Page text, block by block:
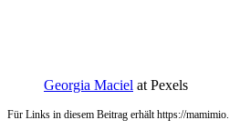
Georgia Maciel at Pexels
Für Links in diesem Beitrag erhält https://